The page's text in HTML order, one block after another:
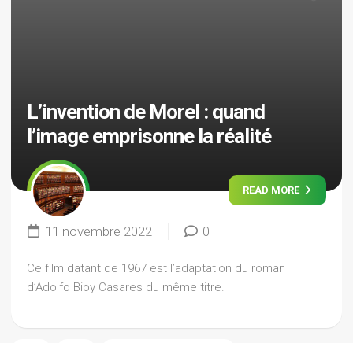
L’invention de Morel : quand
l’image emprisonne la réalité
READ MORE
11 novembre 2022 0
Ce film datant de 1967 est l’adaptation du roman
d’Adolfo Bioy Casares du même titre.